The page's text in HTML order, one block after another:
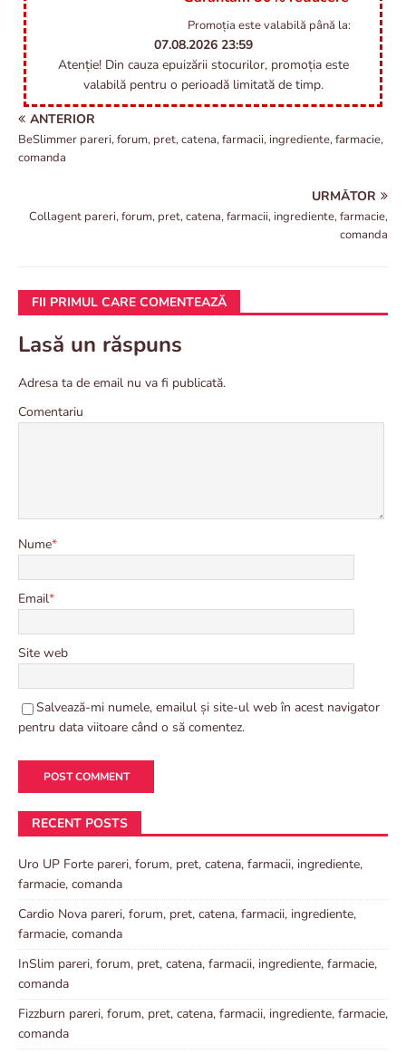
Promoția este valabilă până la:
07.08.2026 23:59
Atenție! Din cauza epuizării stocurilor, promoția este
valabilă pentru o perioadă limitată de timp.
ANTERIOR
BeSlimmer pareri, forum, pret, catena, farmacii, ingrediente, farmacie,
comanda
URMĂTOR
Collagent pareri, forum, pret, catena, farmacii, ingrediente, farmacie,
comanda
FII PRIMUL CARE COMENTEAZĂ
Lasă un răspuns
Adresa ta de email nu va fi publicată.
Comentariu
Nume*
Email*
Site web
Salvează-mi numele, emailul și site-ul web în acest navigator
pentru data viitoare când o să comentez.
RECENT POSTS
Uro UP Forte pareri, forum, pret, catena, farmacii, ingrediente,
farmacie, comanda
Cardio Nova pareri, forum, pret, catena, farmacii, ingrediente,
farmacie, comanda
InSlim pareri, forum, pret, catena, farmacii, ingrediente, farmacie,
comanda
Fizzburn pareri, forum, pret, catena, farmacii, ingrediente, farmacie,
comanda